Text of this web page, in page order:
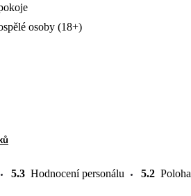
osoby (18+)
5.3 Hodnocení personálu 5.2 Poloha